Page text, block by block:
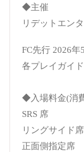
◆主催
リデットエン
FC先行 2026年
各プレイガイ
◆入場料金(消
SRS 席
リングサイ
正面側指定